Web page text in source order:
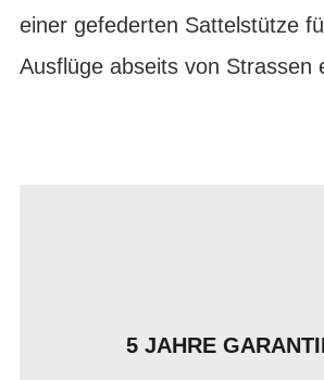
einer gefederten Sattelstütze
Ausflüge abseits von Strassen
5 JAHRE